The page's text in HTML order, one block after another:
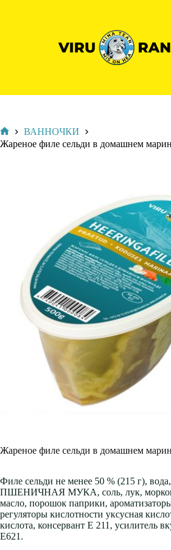
ВАННОЧКИ
Жареное филе сельди в домашнем
Жареное филе сельди в домашнем
Филе сельди не менее 50 % (215 г), вода,
ПШЕНИЧНАЯ МУКА, соль, лук,
масло, порошок паприки,
регуляторы кислотности уксусная
кислота, консервант E 211, усилитель
E621.